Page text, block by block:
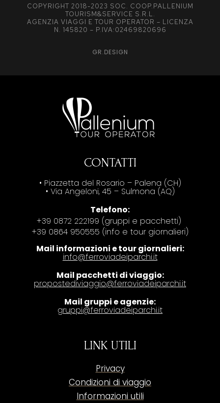
COPYRIGHT 2018-2023 SOC. COOP.PALLENIUM
TOURISM&SERVICE S.R.L.
AGENZIA VIAGGI E TOUR OPERATOR – LICENZA
N. 145820 – P.IVA:02469820696
GR.DESIGN
CONTATTI
• Piazzetta del Rosario – Palena (CH)
• Via Angeloni, 45 – Sulmona (AQ)
Telefono:
+39 0872 222199 (gruppi e pacchetti)
+39 0864 950555 (info e tour giornalieri)
Mail informazioni e tour giornalieri:
info@ferroviadeiparchi.it
Mail pacchetti di viaggio:
propostediviaggio@ferroviadeiparchi.it
Mail gruppi e agenzie:
gruppi@ferroviadeiparchi.it
LINK UTILI
Privacy
Condizioni di viaggio
Informazioni utili